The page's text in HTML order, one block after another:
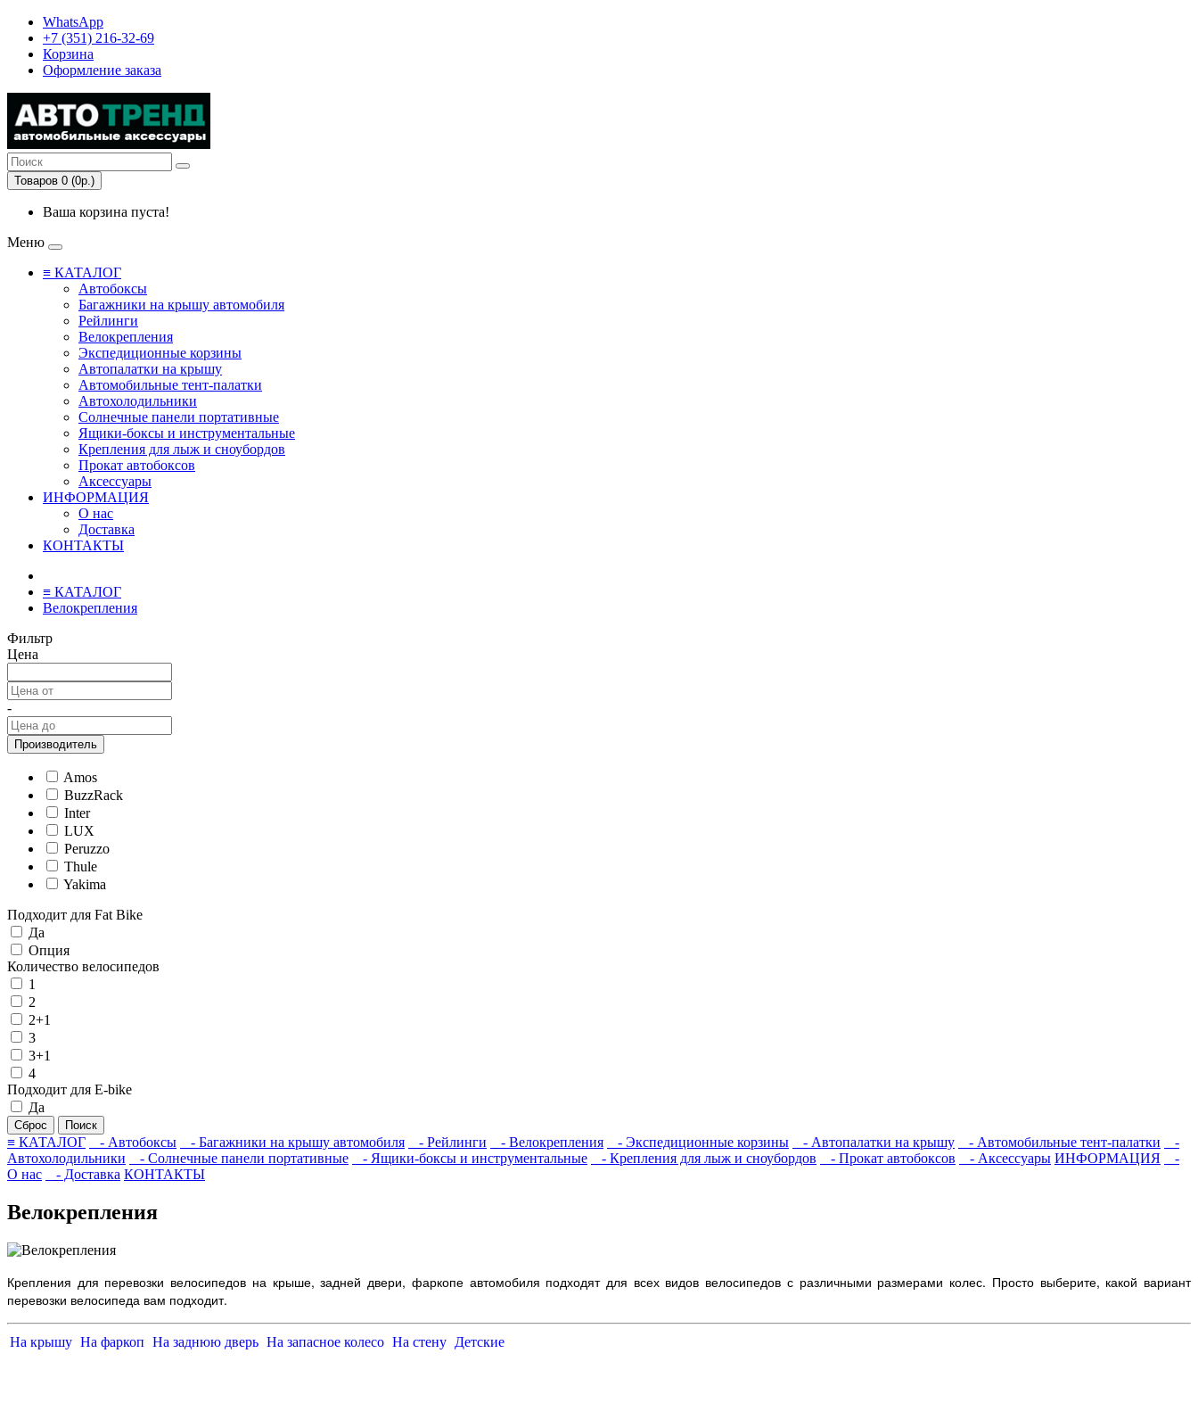
WhatsApp
+7 (351) 216-32-69
Корзина
Оформление заказа
Товаров 0 (0р.)
Ваша корзина пуста!
Меню
≡ КАТАЛОГ
Автобоксы
Багажники на крышу автомобиля
Рейлинги
Велокрепления
Экспедиционные корзины
Автопалатки на крышу
Автомобильные тент-палатки
Автохолодильники
Солнечные панели портативные
Ящики-боксы и инструментальные
Крепления для лыж и сноубордов
Прокат автобоксов
Аксессуары
ИНФОРМАЦИЯ
О нас
Доставка
КОНТАКТЫ
≡ КАТАЛОГ
Велокрепления
Фильтр
Цена
-
Производитель
Amos
BuzzRack
Inter
LUX
Peruzzo
Thule
Yakima
Подходит для Fat Bike
Да
Опция
Количество велосипедов
1
2
2+1
3
3+1
4
Подходит для E-bike
Да
Сброс Поиск
≡ КАТАЛОГ - Автобоксы - Багажники на крышу автомобиля - Рейлинги - Велокрепления - Экспедиционные корзины - Автопалатки на крышу - Автомобильные тент-палатки
-
Автохолодильники
- Солнечные панели портативные - Ящики-боксы и инструментальные - Крепления для лыж и сноубордов - Прокат автобоксов - Аксессуары ИНФОРМАЦИЯ
-
О нас
- Доставка КОНТАКТЫ
Велокрепления
Крепления для перевозки велосипедов на крыше, задней двери, фаркопе автомобиля подходят для всех видов велосипедов с различными размерами колес. Просто выберите, какой вариант
перевозки велосипеда вам подходит.
На крышу На фаркоп На заднюю дверь На запасное колесо На стену Детские